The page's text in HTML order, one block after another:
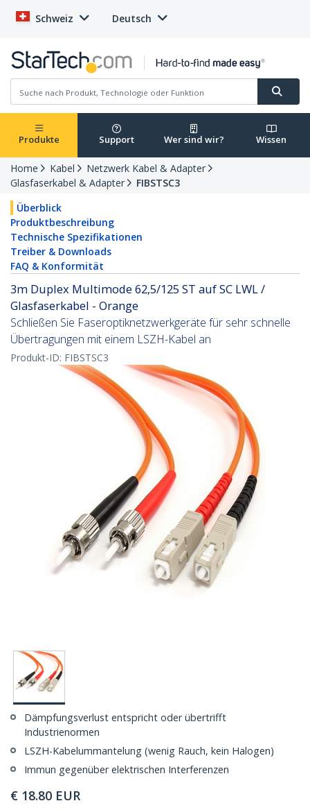
Schweiz Deutsch
Produkte Support Wer sind wir? Wissen
Home Kabel
Netzwerk Kabel & Adapter
Glasfaserkabel & Adapter
FIBSTSC3
Überblick
Produktbeschreibung
Technische Spezifikationen
Treiber & Downloads
FAQ & Konformität
3m Duplex Multimode 62,5/125 ST auf SC LWL /
Glasfaserkabel - Orange
Schließen Sie Faseroptiknetzwerkgeräte für sehr schnelle
Übertragungen mit einem LSZH-Kabel an
Produkt-ID: FIBSTSC3
Dämpfungsverlust entspricht oder übertrifft
Industrienormen
LSZH-Kabelummantelung (wenig Rauch, kein Halogen)
Immun gegenüber elektrischen Interferenzen
€ 18.80 EUR